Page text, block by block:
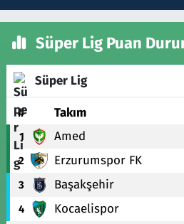
Süper Lig Puan
Süper Lig
# Takım
1 Amed
2 Erzurumspor FK
3 Başakşehir
4 Kocaelispor